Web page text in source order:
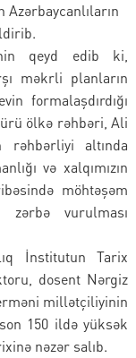
Azərbaycanlıların
qeyd edib ki,
məkrli planların
formalaşdırdığı
ölkə rəhbəri, Ali
rəhbərliyi altında
və xalqımızın
möhtəşəm
zərbə vurulması
İnstitutun Tarix
dosent Nərgiz
millətçiliyinin
150 ildə yüksək
nəzər salıb.